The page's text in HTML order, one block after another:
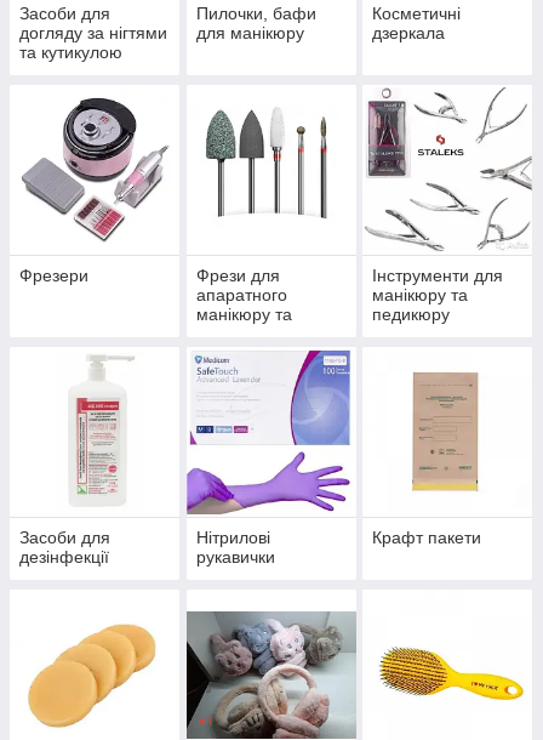
Засоби для
догляду за нігтями
та кутикулою
Пилочки, бафи
для манікюру
Косметичні
дзеркала
Фрезери
Фрези для
апаратного
манікюру та
Інструменти для
манікюру та
педикюру
Засоби для
дезінфекції
Нітрилові
рукавички
Крафт пакети